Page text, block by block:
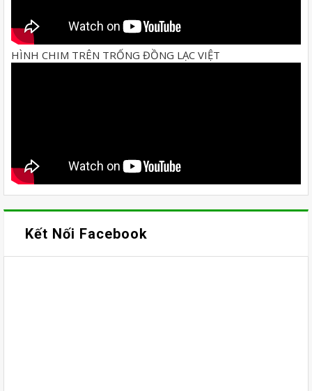
HÌNH CHIM TRÊN TRỐNG ĐỒNG LẠC VIỆT
Kết Nối Facebook